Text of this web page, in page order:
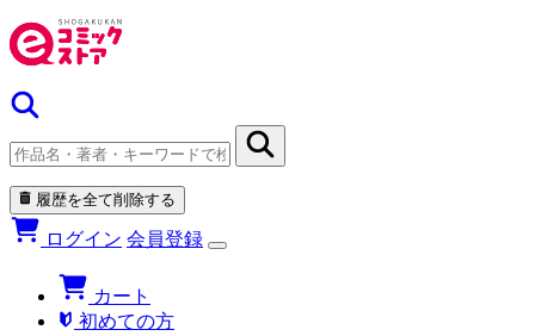
履歴を全て削除する
ログイン 会員登録
カート
初めての方